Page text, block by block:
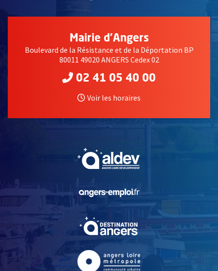
Mairie d'Angers
Boulevard de la Résistance et de la Déportation BP
80011 49020 ANGERS Cedex 02
02 41 05 40 00
Voir les horaires
, Ouvre une nouvelle
, Ouvre une nouvelle